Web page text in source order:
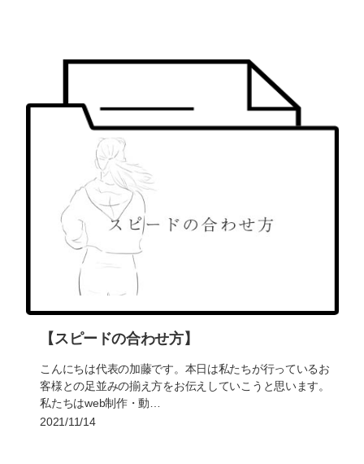
【スピードの合わせ方】
こんにちは代表の加藤です。本日は私たちが行っているお
客様との足並みの揃え方をお伝えしていこうと思います。
私たちはweb制作・動…
2021/11/14